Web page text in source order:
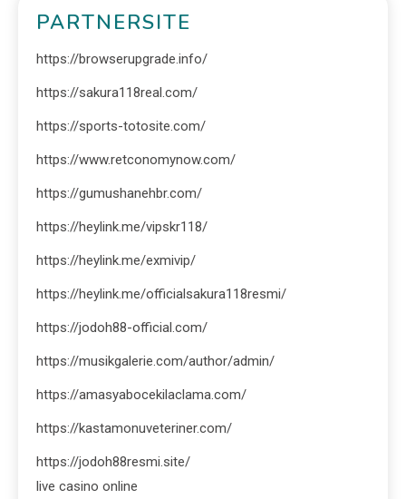
PARTNERSITE
https://browserupgrade.info/
https://sakura118real.com/
https://sports-totosite.com/
https://www.retconomynow.com/
https://gumushanehbr.com/
https://heylink.me/vipskr118/
https://heylink.me/exmivip/
https://heylink.me/officialsakura118resmi/
https://jodoh88-official.com/
https://musikgalerie.com/author/admin/
https://amasyabocekilaclama.com/
https://kastamonuveteriner.com/
https://jodoh88resmi.site/
live casino online